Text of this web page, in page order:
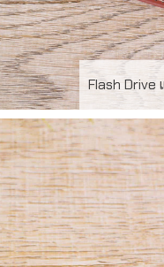
Flash Drive
FD-LT06
ตำแหน่ง สั่งผลิ